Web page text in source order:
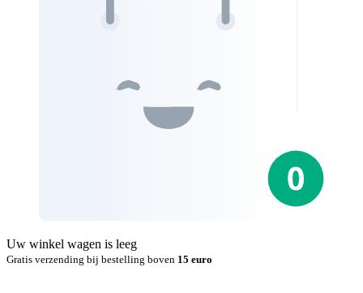
Uw winkel wagen is leeg
Gratis verzending bij bestelling boven 15 euro